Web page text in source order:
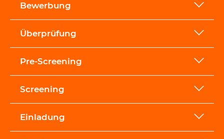
Bewerbung
Überprüfung
Pre-Screening
Screening
Einladung